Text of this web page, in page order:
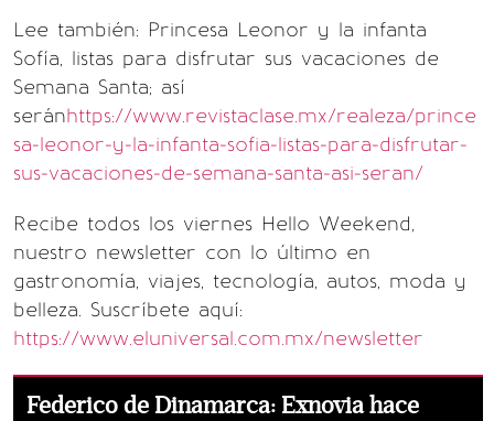
Lee también: Princesa Leonor y la infanta
Sofía, listas para disfrutar sus vacaciones de
Semana Santa; así
seránhttps://www.revistaclase.mx/realeza/prince
sa-leonor-y-la-infanta-sofia-listas-para-disfrutar-
sus-vacaciones-de-semana-santa-asi-seran/
Recibe todos los viernes Hello Weekend,
nuestro newsletter con lo último en
gastronomía, viajes, tecnología, autos, moda y
belleza. Suscríbete aquí:
https://www.eluniversal.com.mx/newsletter
Federico de Dinamarca: Exnovia hace